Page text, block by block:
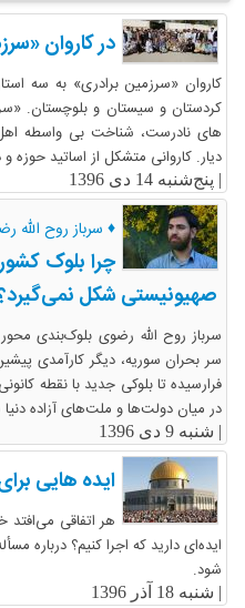
در کاروان
کاروان «سرزمین برادری» به سه
کردستان و سیستان و بلوچستان.
های نادرست، شناخت بی واسطه
دیار. کاروانی متشکل از اساتید حوزه
| پنج‌شنبه 14 دی 1396
♦ سرباز روح الله
چرا بلوک
صهیونیستی شکل
سرباز روح الله رضوی بلوک‌بندی
سر بحران سوریه، دیگر کارآمدی
فرارسیده تا بلوکی جدید با نقطه
در میان دولت‌ها و ملت‌های آزاده دنیا
| شنبه 9 دی 1396
ایده هایی
هر اتفاقی
ایده‌ای دارید که اجرا کنیم؟ درباره
شود.
| شنبه 18 آذر 1396